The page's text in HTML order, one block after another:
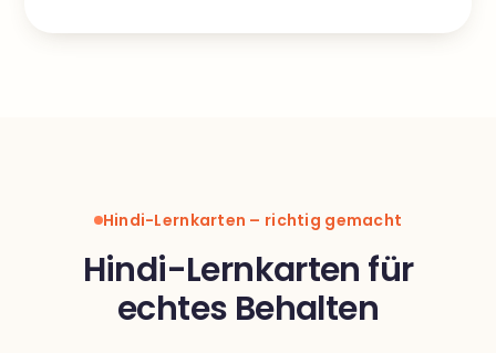
Hindi-Lernkarten – richtig gemacht
Hindi-Lernkarten für
echtes Behalten